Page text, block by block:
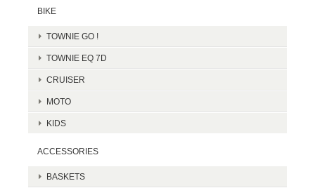
BIKE
TOWNIE GO !
TOWNIE EQ 7D
CRUISER
MOTO
KIDS
ACCESSORIES
BASKETS